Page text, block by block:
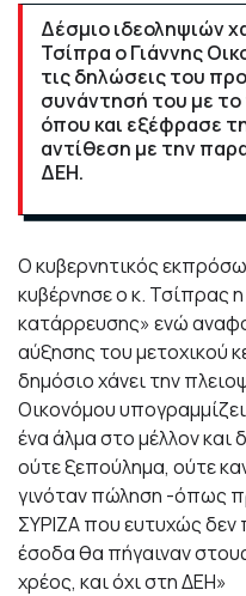
Δέσμιο ιδεοληψιών
Τσίπρα ο Γιάννης
τις δηλώσεις του
συνάντησή του με
όπου και εξέφρασε
αντίθεση με την
ΔΕΗ.
Ο κυβερνητικός
κυβέρνησε ο κ. Τσίπρας
κατάρρευσης» ενώ
αύξησης του μετοχικού
δημόσιο χάνει την
Οικονόμου
ένα άλμα στο μέλλον και
ούτε ξεπούλημα, ούτε
γινόταν πώληση -όπως
ΣΥΡΙΖΑ που ευτυχώς δεν
έσοδα θα πήγαιναν
χρέος, και όχι στη ΔΕΗ»